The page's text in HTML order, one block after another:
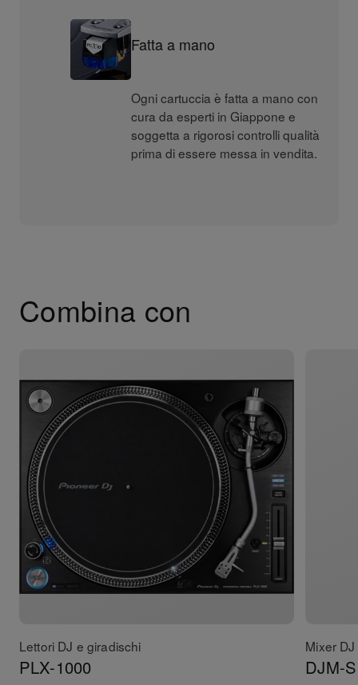
Fatta a mano
Ogni cartuccia è fatta a mano con
cura da esperti in Giappone e
soggetta a rigorosi controlli qualità
prima di essere messa in vendita.
Combina con
Lettori DJ e giradischi
PLX-1000
Mixer DJ
DJM-